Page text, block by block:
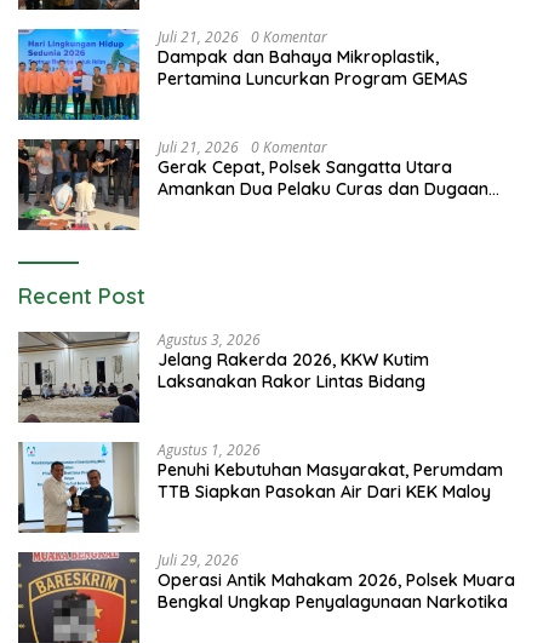
Juli 21, 2026 0 Komentar
Dampak dan Bahaya Mikroplastik,
Pertamina Luncurkan Program GEMAS
Juli 21, 2026 0 Komentar
Gerak Cepat, Polsek Sangatta Utara
Amankan Dua Pelaku Curas dan Dugaan
Recent Post
Agustus 3, 2026
Jelang Rakerda 2026, KKW Kutim
Laksanakan Rakor Lintas Bidang
Agustus 1, 2026
Penuhi Kebutuhan Masyarakat, Perumdam
TTB Siapkan Pasokan Air Dari KEK Maloy
Juli 29, 2026
Operasi Antik Mahakam 2026, Polsek Muara
Bengkal Ungkap Penyalagunaan Narkotika